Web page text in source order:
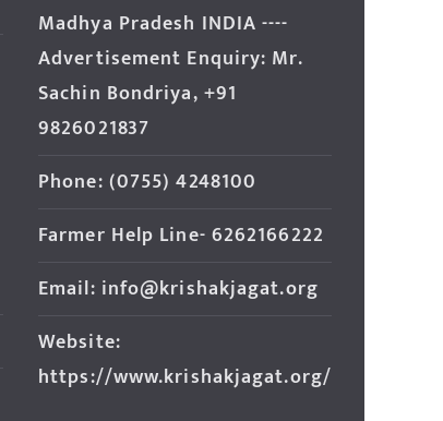
Madhya Pradesh INDIA ----
Advertisement Enquiry: Mr.
Sachin Bondriya, +91
9826021837
Phone: (0755) 4248100
Farmer Help Line- 6262166222
Email: info@krishakjagat.org
Website:
https://www.krishakjagat.org/